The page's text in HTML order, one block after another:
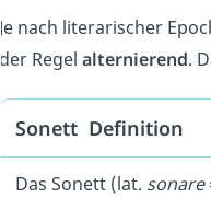
Je nach literarischer
der Regel alternierend.
Sonett Definition
Das Sonett (lat. sonare